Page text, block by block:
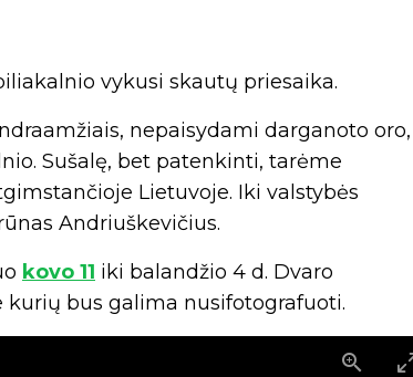
vykusi skautų priesaika.
nepaisydami darganoto oro,
Sušalę, bet patenkinti, tarėme
Lietuvoje. Iki valstybės
Andriuškevičius.
kovo 11 iki balandžio 4 d. Dvaro
kurių bus galima nusifotografuoti.